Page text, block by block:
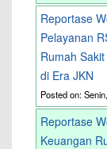
Reportase
Pelayanan
Rumah
di Era JKN
Posted on:
Reportase
Keuangan